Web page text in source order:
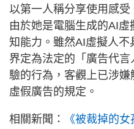
以第一人稱分享使用感受
由於她是電腦生成的AI
知能力。雖然AI虛擬人
界定為法定的「廣告代
驗的行為，客觀上已涉
虛假廣告的規定。
相關新聞：
《被裁掉的